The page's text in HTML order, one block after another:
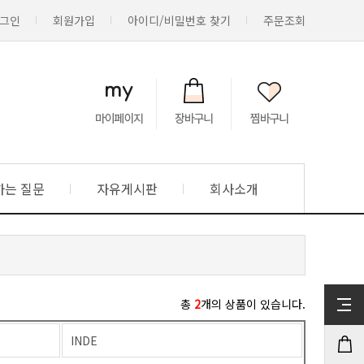
인 회원가입 아이디/비밀번호 찾기 주문조회
는 질문 자유게시판 회사소개
총 2개의 상품이 있습니다.
INDE